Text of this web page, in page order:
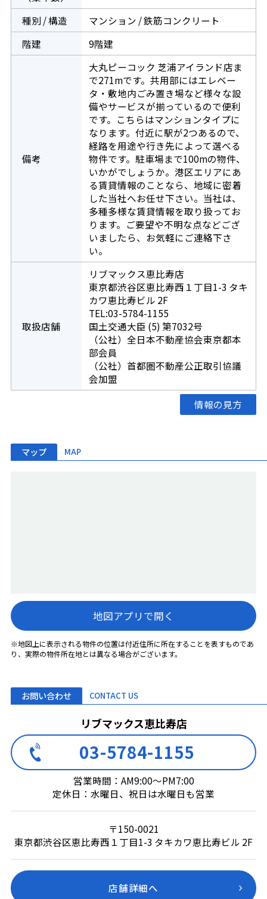
種別 / 構造
マンション / 鉄筋コンクリート
階建
9階建
備考
大丸ピーコック 芝浦アイランド店ま
で271mです。共用部にはエレベー
タ・敷地内ごみ置き場など様々な設
備やサービスが揃っているので便利
です。こちらはマンションタイプに
なります。付近に駅が2つあるので、
経路を用途や行き先によって選べる
物件です。駐車場まで100mの物件、
いかがでしょうか。港区エリアにあ
る賃貸情報のことなら、地域に密着
した当社へお任せ下さい。当社は、
多種多様な賃貸情報を取り扱ってお
ります。ご要望や不明な点などござ
いましたら、お気軽にご連絡下さ
い。
取扱店舗
リブマックス恵比寿店
東京都渋谷区恵比寿西１丁目1-3 タキ
カワ恵比寿ビル 2F
TEL:03-5784-1155
国土交通大臣 (5) 第7032号
（公社）全日本不動産協会東京都本
部会員
（公社）首都圏不動産公正取引協議
会加盟
情報の見方
マップ MAP
地図アプリで開く
※地図上に表示される物件の位置は付近住所に所在することを表すものであ
り、実際の物件所在地とは異なる場合がございます。
お問い合わせ CONTACT US
リブマックス恵比寿店
03-5784-1155
営業時間：AM9:00～PM7:00
定休日：水曜日、祝日は水曜日も営業
〒150-0021
東京都渋谷区恵比寿西１丁目1-3 タキカワ恵比寿ビル 2F
店舗詳細へ